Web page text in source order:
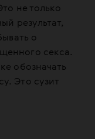
не только
результат,
о
секса.
обозначать
Это сузит